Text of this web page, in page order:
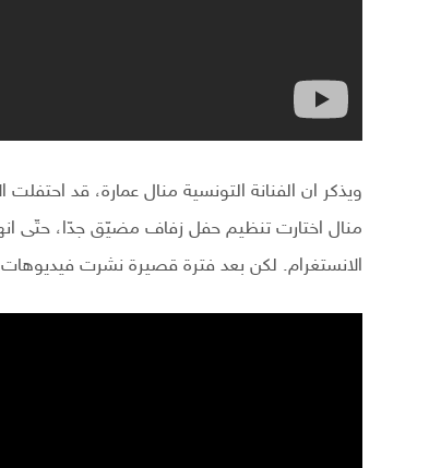
منال اختارت تنظيم حفل زفاف مضيّق جدّا، حتّى
الانستغرام. لكن بعد فترة قصيرة نشرت